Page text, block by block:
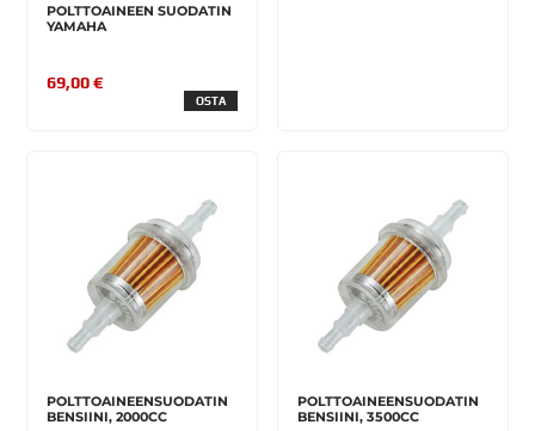
POLTTOAINEEN SUODATIN
YAMAHA
69,00 €
OSTA
POLTTOAINEENSUODATIN
BENSIINI, 2000CC
POLTTOAINEENSUODATIN
BENSIINI, 3500CC